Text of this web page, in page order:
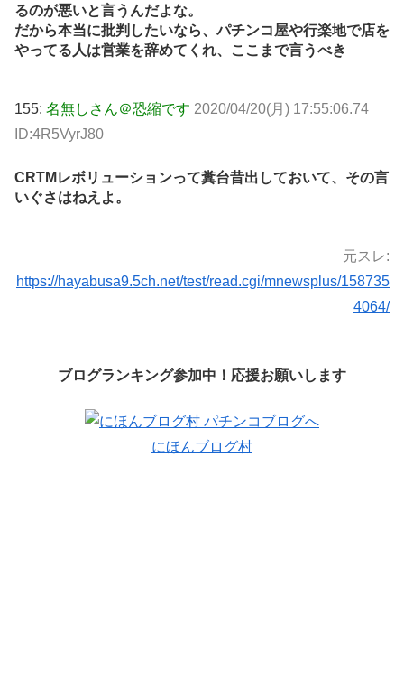
るのが悪いと言うんだよな。
だから本当に批判したいなら、パチンコ屋や行楽地で店を
やってる人は営業を辞めてくれ、ここまで言うべき
155: 名無しさん＠恐縮です 2020/04/20(月) 17:55:06.74
ID:4R5VyrJ80
CRTMレボリューションって糞台昔出しておいて、その言
いぐさはねえよ。
元スレ:
https://hayabusa9.5ch.net/test/read.cgi/mnewsplus/158735
4064/
ブログランキング参加中！応援お願いします
にほんブログ村